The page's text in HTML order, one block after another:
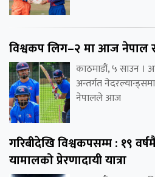
विश्वकप लिग–२ मा आज नेपाल र
काठमाडौं, ५ साउन ।
अन्तर्गत
नेपालले आज
गरिबीदेखि विश्वकपसम्म : १९
यामालको प्रेरणादायी यात्रा